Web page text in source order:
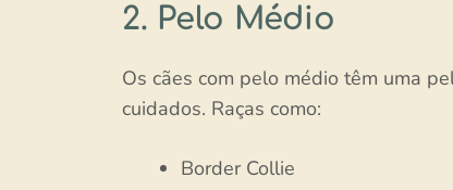
2. Pelo Médio
Os cães com pelo médio têm uma
cuidados. Raças como:
Border Collie